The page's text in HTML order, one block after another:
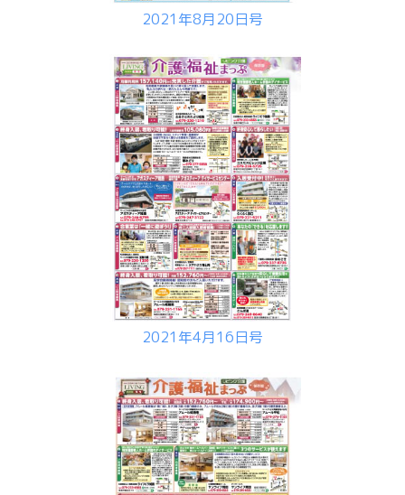
2021年8月20日号
2021年4月16日号